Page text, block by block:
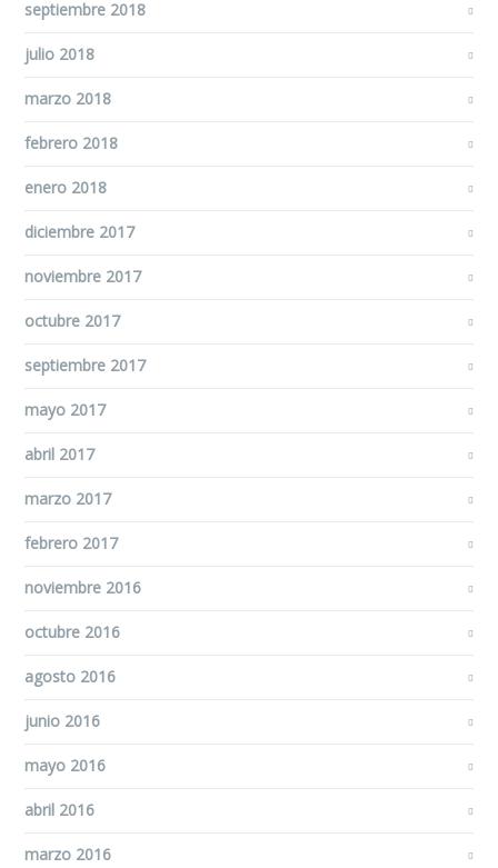
septiembre 2018
julio 2018
marzo 2018
febrero 2018
enero 2018
diciembre 2017
noviembre 2017
octubre 2017
septiembre 2017
mayo 2017
abril 2017
marzo 2017
febrero 2017
noviembre 2016
octubre 2016
agosto 2016
junio 2016
mayo 2016
abril 2016
marzo 2016